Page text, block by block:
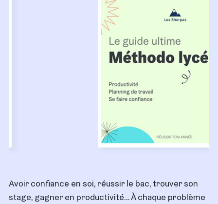
Avoir confiance en soi, réussir le bac, trouver son
stage, gagner en productivité… À chaque problème